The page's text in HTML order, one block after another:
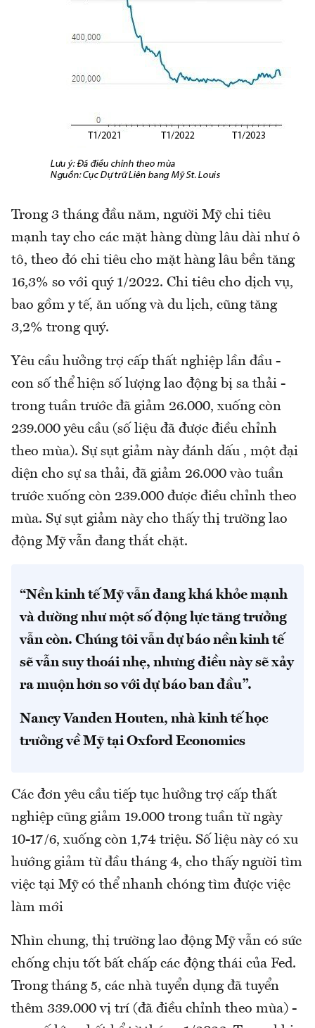
Trong 3 tháng đầu năm, người Mỹ chi tiêu
mạnh tay cho các mặt hàng dùng lâu dài như ô
tô, theo đó chi tiêu cho mặt hàng lâu bền tăng
16,3% so với quý 1/2022. Chi tiêu cho dịch vụ,
bao gồm y tế, ăn uống và du lịch, cũng tăng
3,2% trong quý.
Yêu cầu hưởng trợ cấp thất nghiệp lần đầu -
con số thể hiện số lượng lao động bị sa thải -
trong tuần trước đã giảm 26.000, xuống còn
239.000 yêu cầu (số liệu đã được điều chỉnh
theo mùa). Sự sụt giảm này đánh dấu , một đại
diện cho sự sa thải, đã giảm 26.000 vào tuần
trước xuống còn 239.000 được điều chỉnh theo
mùa. Sự sụt giảm này cho thấy thị trường lao
động Mỹ vẫn đang thắt chặt.
“Nền kinh tế Mỹ vẫn đang khá khỏe mạnh
và dường như một số động lực tăng trưởng
vẫn còn. Chúng tôi vẫn dự báo nền kinh tế
sẽ vẫn suy thoái nhẹ, nhưng điều này sẽ xảy
ra muộn hơn so với dự báo ban đầu”.
Nancy Vanden Houten, nhà kinh tế học
trưởng về Mỹ tại Oxford Economics
Các đơn yêu cầu tiếp tục hưởng trợ cấp thất
nghiệp cũng giảm 19.000 trong tuần từ ngày
10-17/6, xuống còn 1,74 triệu. Số liệu này có xu
hướng giảm từ đầu tháng 4, cho thấy người tìm
việc tại Mỹ có thể nhanh chóng tìm được việc
làm mới
Nhìn chung, thị trường lao động Mỹ vẫn có sức
chống chịu tốt bất chấp các động thái của Fed.
Trong tháng 5, các nhà tuyển dụng đã tuyển
thêm 339.000 vị trí (đã điều chỉnh theo mùa) -